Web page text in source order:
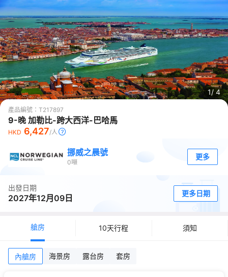
1/4
產品編號： T217897
9-晚 加勒比-跨大西洋-巴哈馬
HKD 6,427/人
挪威之晨號
0噸
更多
出發日期
2027年12月09日 更多日期
艙房 10天行程 須知
內艙房 海景房 露台房 套房